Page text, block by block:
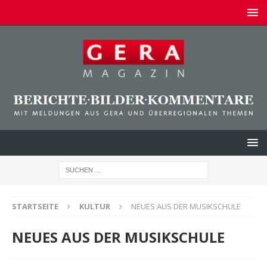
STARTSEITE KULTUR NEUES AUS DER MUSIKSCHULE
NEUES AUS DER MUSIKSCHULE